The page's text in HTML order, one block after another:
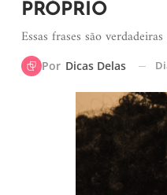
PRÓPRIO
Essas frases são
Por Dicas Delas